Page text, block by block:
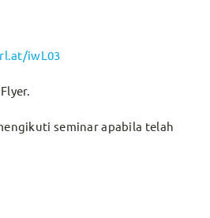
iwL03
seminar apabila telah